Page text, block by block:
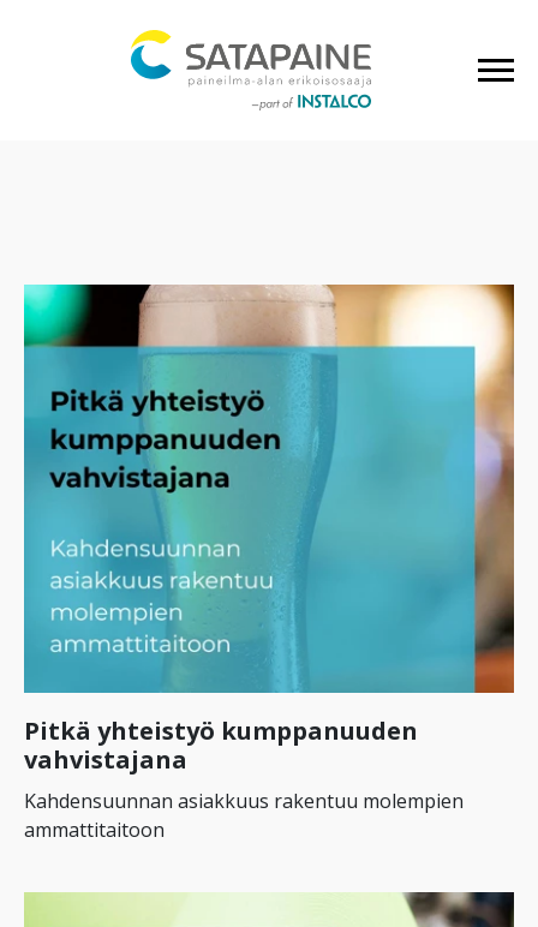
Pitkä yhteistyö kumppanuuden
vahvistajana
Kahdensuunnan asiakkuus rakentuu molempien
ammattitaitoon